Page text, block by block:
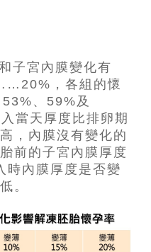
子宮內膜變化有
，各組的懷
、59%及
當天厚度比排卵期
，內膜沒有變化的
前的子宮內膜厚度
時內膜厚度是否變
。